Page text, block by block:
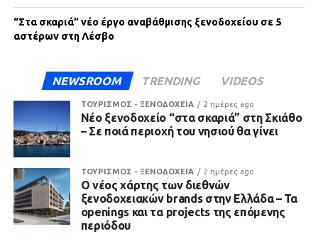
“Στα σκαριά” νέο έργο αναβάθμισης ξενοδοχείου σε 5
αστέρων στη Λέσβο
NEWSROOM TRENDING VIDEOS
ΤΟΥΡΙΣΜΟΣ - ΞΕΝΟΔΟΧΕΙΑ 2 ημέρες ago
Νέο ξενοδοχείο “στα σκαριά” στη Σκιάθο
– Σε ποιά περιοχή του νησιού θα γίνει
ΤΟΥΡΙΣΜΟΣ - ΞΕΝΟΔΟΧΕΙΑ 2 ημέρες ago
Ο νέος χάρτης των διεθνών
ξενοδοχειακών brands στην Ελλάδα – Τα
openings και τα projects της επόμενης
περιόδου